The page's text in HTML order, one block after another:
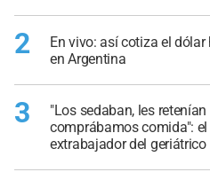
2
En vivo: así cotiza el
en Argentina
3
"Los sedaban, les
comprábamos comida":
extrabajador del geriátrico